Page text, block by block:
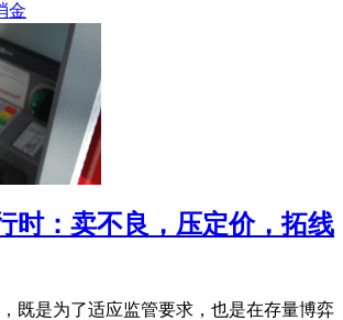
金
时：卖不良，压定价，拓线
既是为了适应监管要求，也是在存量博弈